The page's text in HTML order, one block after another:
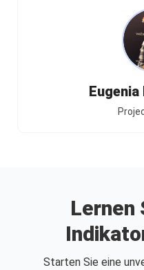
Lernen
Starten Sie eine